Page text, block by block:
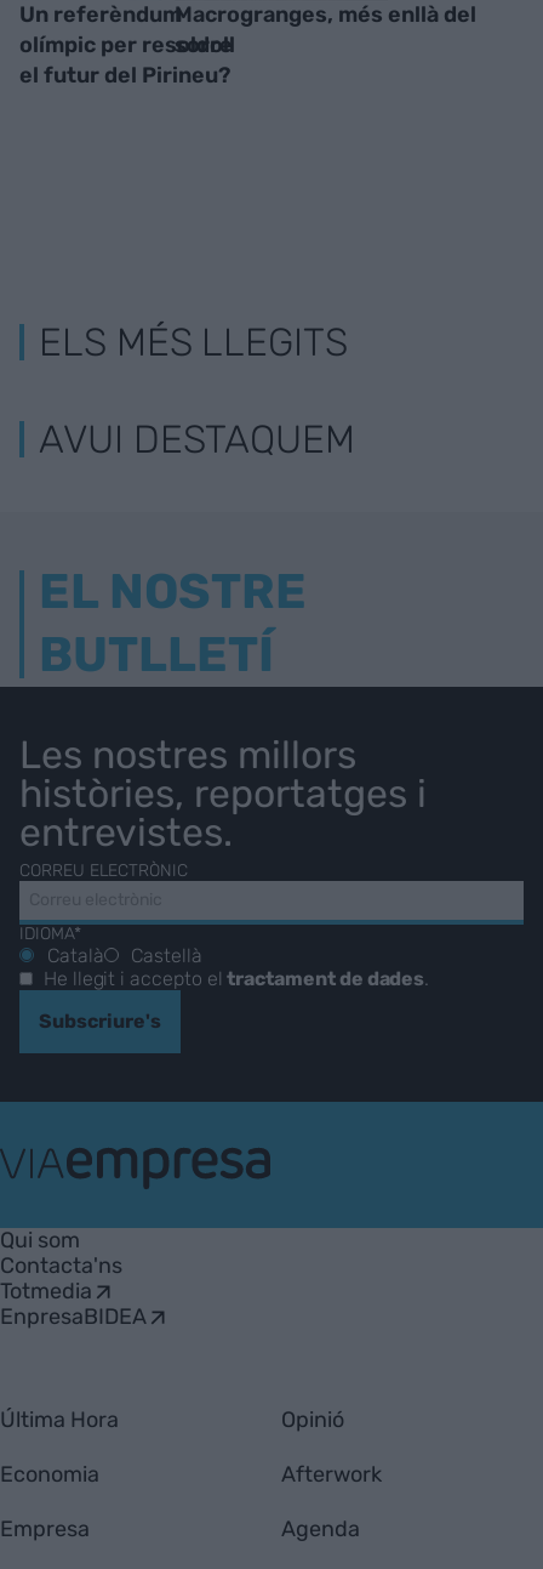
Un referèndum
olímpic per resoldre
el futur del Pirineu?
Macrogranges, més enllà del
soroll
ELS MÉS LLEGITS
AVUI DESTAQUEM
EL NOSTRE
BUTLLETÍ
Les nostres millors
històries, reportatges i
entrevistes.
CORREU ELECTRÒNIC
IDIOMA*
Català
Castellà
He llegit i accepto eltractament de dades.
Subscriure's
Empresa
Qui som
Contacta'ns
Totmedia
EnpresaBIDEA
Última Hora
Economia
Empresa
Opinió
Afterwork
Agenda